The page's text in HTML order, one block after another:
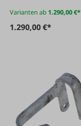
Varianten ab 1.290,00 €*
1.290,00 €*